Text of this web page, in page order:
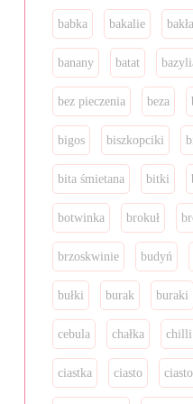
babka bakalie
banany batat
bez pieczenia beza
bigos biszkopciki
bita śmietana bitki
botwinka brokuł
brzoskwinie budyń
bułki burak buraki
cebula chałka chilli
ciastka ciasto